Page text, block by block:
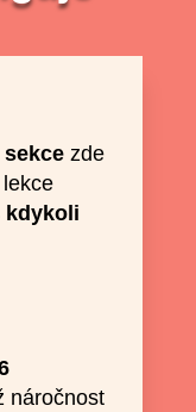
zde
kdykoli
náročnost